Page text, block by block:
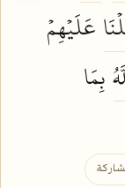
عَلَيۡهِمۡ
بِمَا